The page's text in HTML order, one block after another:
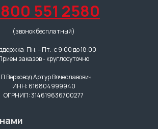
551 2580
(звонок бесплатный)
Пн. – Пт.: с 9:00 до 18:00
заказов - круглосуточно
Верховод Артур Вячеславович
ИНН: 616804999940
ОГРНИП: 314619636700277